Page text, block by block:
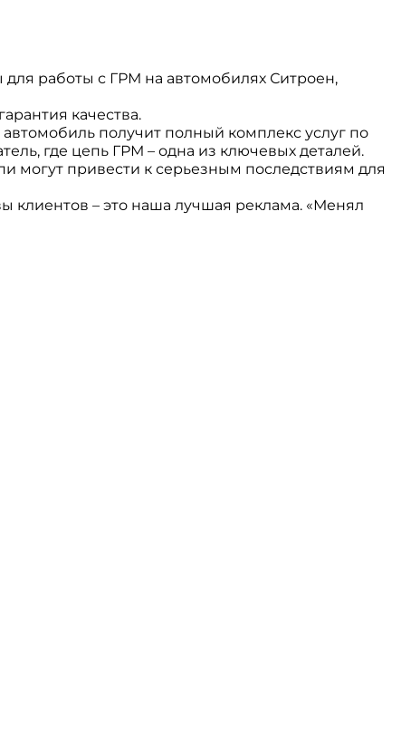
работы с ГРМ на автомобилях Ситроен,
качества.
получит полный комплекс услуг по
где цепь ГРМ – одна из ключевых деталей.
могут привести к серьезным последствиям для
– это наша лучшая реклама. «Менял